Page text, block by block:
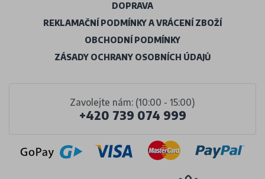
Zavolejte nám: (10:00 - 15:00)
+420 739 074 999
DOPRAVA
REKLAMAČNÍ PODMÍNKY A VRÁCENÍ ZBOŽÍ
OBCHODNÍ PODMÍNKY
ZÁSADY OCHRANY OSOBNÍCH ÚDAJŮ